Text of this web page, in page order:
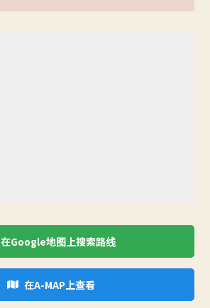
在Google地图上搜索路线
在A-MAP上查看